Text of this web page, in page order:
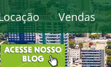
Vendas